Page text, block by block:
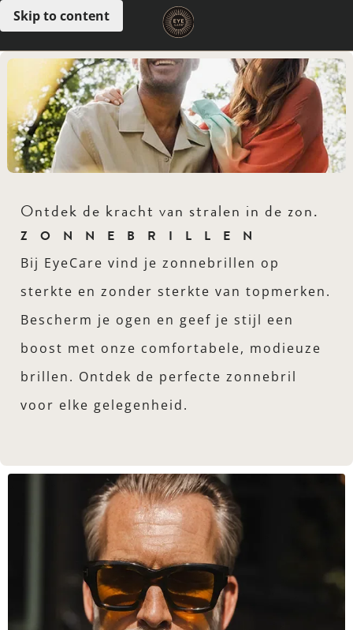
Skip to content
Open menu
Ontdek de kracht van stralen in de zon.
ZONNEBRILLEN
Bij EyeCare vind je zonnebrillen op
sterkte en zonder sterkte van topmerken.
Bescherm je ogen en geef je stijl een
boost met onze comfortabele, modieuze
brillen. Ontdek de perfecte zonnebril
voor elke gelegenheid.